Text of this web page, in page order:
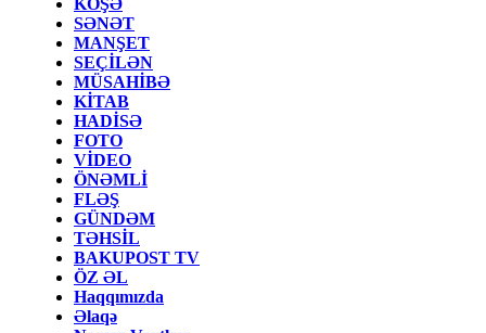
KÖŞƏ
SƏNƏT
MANŞET
SEÇİLƏN
MÜSAHİBƏ
KİTAB
HADİSƏ
FOTO
VİDEO
ÖNƏMLİ
FLƏŞ
GÜNDƏM
TƏHSİL
BAKUPOST TV
ÖZ ƏL
Haqqımızda
Əlaqə